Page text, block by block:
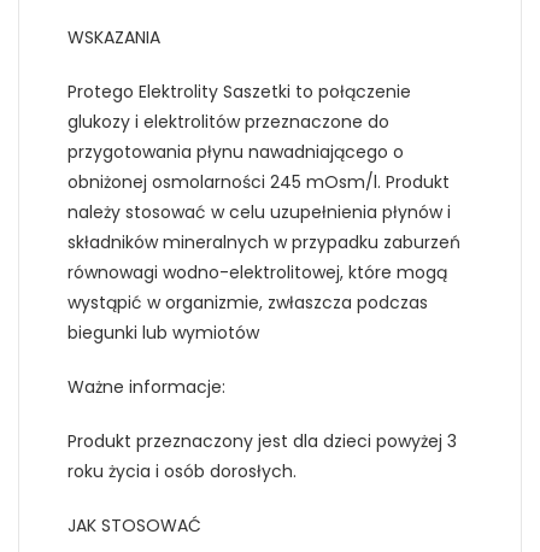
WSKAZANIA
Protego Elektrolity Saszetki to połączenie
glukozy i elektrolitów przeznaczone do
przygotowania płynu nawadniającego o
obniżonej osmolarności 245 mOsm/l. Produkt
należy stosować w celu uzupełnienia płynów i
składników mineralnych w przypadku zaburzeń
równowagi wodno-elektrolitowej, które mogą
wystąpić w organizmie, zwłaszcza podczas
biegunki lub wymiotów
Ważne informacje:
Produkt przeznaczony jest dla dzieci powyżej 3
roku życia i osób dorosłych.
JAK STOSOWAĆ